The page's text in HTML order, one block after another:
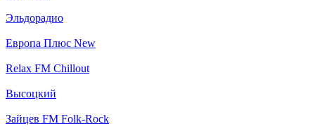
Эльдорадио
Европа Плюс New
Relax FM Chillout
Высоцкий
Зайцев FM Folk-Rock